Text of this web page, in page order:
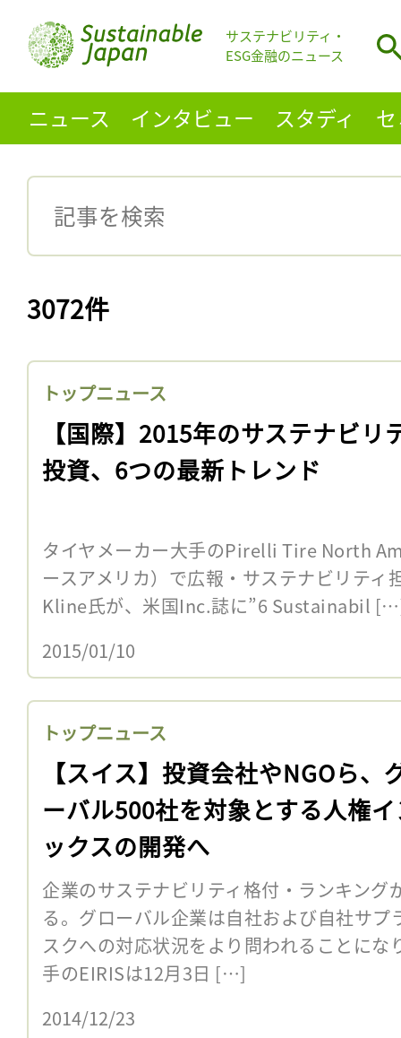
サステナビリティ・
ESG金融のニュース
ニュース インタビュー スタディ
3072件
トップニュース
【国際】2015年のサステナビリ
投資、6つの最新トレンド
タイヤメーカー大手のPirelli Tire North
ースアメリカ）で広報・サステナビリテ
Kline氏が、米国Inc.誌に”6 Sustainabil
2015/01/10
トップニュース
【スイス】投資会社やNGOら、
ーバル500社を対象とする人権
ックスの開発へ
企業のサステナビリティ格付・ランキング
る。グローバル企業は自社および自社サプ
スクへの対応状況をより問われることにな
手のEIRISは12月3日 […]
2014/12/23